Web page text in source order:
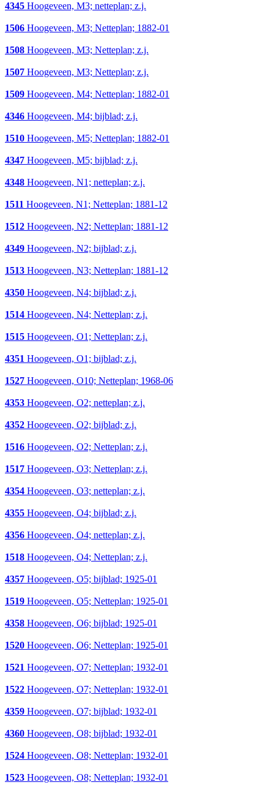
4345 Hoogeveen, M3; netteplan; z.j.
1506 Hoogeveen, M3; Netteplan; 1882-01
1508 Hoogeveen, M3; Netteplan; z.j.
1507 Hoogeveen, M3; Netteplan; z.j.
1509 Hoogeveen, M4; Netteplan; 1882-01
4346 Hoogeveen, M4; bijblad; z.j.
1510 Hoogeveen, M5; Netteplan; 1882-01
4347 Hoogeveen, M5; bijblad; z.j.
4348 Hoogeveen, N1; netteplan; z.j.
1511 Hoogeveen, N1; Netteplan; 1881-12
1512 Hoogeveen, N2; Netteplan; 1881-12
4349 Hoogeveen, N2; bijblad; z.j.
1513 Hoogeveen, N3; Netteplan; 1881-12
4350 Hoogeveen, N4; bijblad; z.j.
1514 Hoogeveen, N4; Netteplan; z.j.
1515 Hoogeveen, O1; Netteplan; z.j.
4351 Hoogeveen, O1; bijblad; z.j.
1527 Hoogeveen, O10; Netteplan; 1968-06
4353 Hoogeveen, O2; netteplan; z.j.
4352 Hoogeveen, O2; bijblad; z.j.
1516 Hoogeveen, O2; Netteplan; z.j.
1517 Hoogeveen, O3; Netteplan; z.j.
4354 Hoogeveen, O3; netteplan; z.j.
4355 Hoogeveen, O4; bijblad; z.j.
4356 Hoogeveen, O4; netteplan; z.j.
1518 Hoogeveen, O4; Netteplan; z.j.
4357 Hoogeveen, O5; bijblad; 1925-01
1519 Hoogeveen, O5; Netteplan; 1925-01
4358 Hoogeveen, O6; bijblad; 1925-01
1520 Hoogeveen, O6; Netteplan; 1925-01
1521 Hoogeveen, O7; Netteplan; 1932-01
1522 Hoogeveen, O7; Netteplan; 1932-01
4359 Hoogeveen, O7; bijblad; 1932-01
4360 Hoogeveen, O8; bijblad; 1932-01
1524 Hoogeveen, O8; Netteplan; 1932-01
1523 Hoogeveen, O8; Netteplan; 1932-01